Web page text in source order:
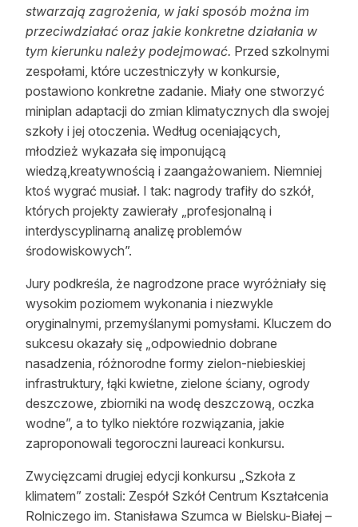
Archiwum
Kontakt
stwarzają zagrożenia, w jaki sposób można im
przeciwdziałać oraz jakie konkretne działania w
tym kierunku należy podejmować. Przed szkolnymi
zespołami, które uczestniczyły w konkursie,
postawiono konkretne zadanie. Miały one stworzyć
miniplan adaptacji do zmian klimatycznych dla swojej
szkoły i jej otoczenia. Według oceniających,
młodzież wykazała się imponującą
wiedzą,kreatywnością i zaangażowaniem. Niemniej
ktoś wygrać musiał. I tak: nagrody trafiły do szkół,
których projekty zawierały „profesjonalną i
interdyscyplinarną analizę problemów
środowiskowych”.
Jury podkreśla, że nagrodzone prace wyróżniały się
wysokim poziomem wykonania i niezwykle
oryginalnymi, przemyślanymi pomysłami. Kluczem do
sukcesu okazały się „odpowiednio dobrane
nasadzenia, różnorodne formy zielon-niebieskiej
infrastruktury, łąki kwietne, zielone ściany, ogrody
deszczowe, zbiorniki na wodę deszczową, oczka
wodne”, a to tylko niektóre rozwiązania, jakie
zaproponowali tegoroczni laureaci konkursu.
Zwycięzcami drugiej edycji konkursu „Szkoła z
klimatem” zostali: Zespół Szkół Centrum Kształcenia
Rolniczego im. Stanisława Szumca w Bielsku-Białej –